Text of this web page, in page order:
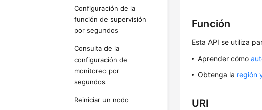
Configuración de la
función de supervisión
por segundos
Consulta de la
configuración de
monitoreo por
segundos
Reiniciar un nodo
Función
Esta API se utiliza
Aprender cómo
Obtenga la región
URI